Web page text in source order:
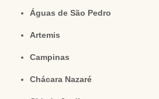
Águas de São Pedro
Artemis
Campinas
Chácara Nazaré